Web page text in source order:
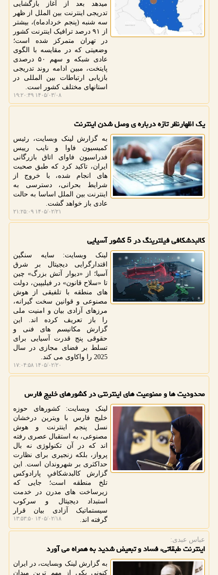
میدهد بعد از آغاز بازگشایی
تدریجی اینترنت بین الملل از ظهر
سه شنبه (پنجم خردادماه)، بیشتر
از ۹۱ درصد ترافیک اینترنت کشور
در تهران متمرکز شده است؛
وضعیتی که در مقایسه با الگوی
عادی شبکه و سهم ۵۰ درصدی
پایتخت، مبین ادامه روند تدریجی
بازیابی ارتباطات بین المللی در
استانهای مختلف کشور است.
۱۴۰۵/۰۳/۰۸ ۱۹:۲۰:۴۹
یک اظهارنظر تازه درباره ی وصل شدن اینترنت
به گزارش لینک وبسایت، رئیس
کمیسیون فاوا و نایب رییس
فدراسیون فاوای اتاق بازرگانی
ایران، تاکید کرد که طبق صحبت
های انجام شده، با خروج از
شرایط بحرانی، دسترسی به
اینترنت بین الملل اساسا به حالت
عادی باز خواهد گشت.
۱۴۰۵/۰۲/۲۱ ۲۱:۲۵:۰۹
کالبدشکافی فیلترینگ در 5 کشور آسیایی
لینک وبسایت: سایه سنگین
اقتدارگرایی دیجیتال بر شرق
آسیا؛ از «دیوار آتش بزرگ» چین
تا «سلاح قانون» در فیلیپین، دولت
های منطقه با تلفیقی از هوش
مصنوعی و قوانین سخت گیرانه،
مرزهای آزادی بیان و امنیت ملی
را باز تعریف کرده اند. این
گزارش مکانیسم های فنی و
حقوقی پنج قدرت آسیایی برای
تسلط بر فضای مجازی در سال
2025 را واکاوی می کند.
۱۴۰۵/۰۲/۲۰ ۱۷:۰۴:۵۸
محدودیت ها و ممنوعیت های اینترنتی در کشورهای خلیج فارس
لینک وبسایت: کشورهای حوزه
خلیج فارس با ویترین درخشان
نسل پنجم اینترنت و هوش
مصنوعی، به استقبال عصری رفته
اند که در آن تکنولوژی نه بال
پرواز، بلکه زنجیری برای نظارت
حداکثری بر شهروندان است. این
گزارش کالبدشکافیِ پارادوکس
تلخ منطقه است؛ جایی که
زیرساخت های مدرن در خدمت
استبداد دیجیتال و سرکوب
سیستماتیک آزادی بیان قرار
گرفته اند.
۱۴۰۵/۰۲/۱۸ ۱۳:۵۳:۵۰
عباس عبدی:
اینترنت طبقاتی، فساد و تبعیض شدید به همراه می آورد
به گزارش لینک وبسایت، در ایران
کنونی یکی از مهم ترین میدان